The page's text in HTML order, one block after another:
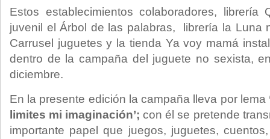
Estos establecimientos colaboradores, librería
juvenil el Árbol de las palabras, librería la Luna
Carrusel juguetes y la tienda Ya voy mamá
dentro de la campaña del juguete no sexista,
diciembre.
En la presente edición la campaña lleva por lema
limites mi imaginación’; con él se pretende
importante papel que juegos, juguetes,